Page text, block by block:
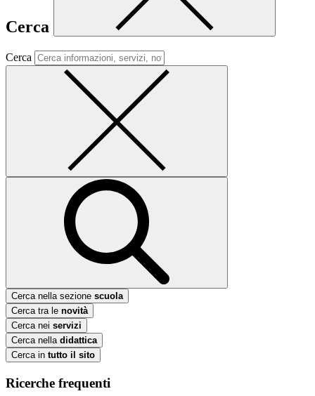
Cerca
Cerca
Cerca nella sezione scuola
Cerca tra le novità
Cerca nei servizi
Cerca nella didattica
Cerca in tutto il sito
Ricerche frequenti